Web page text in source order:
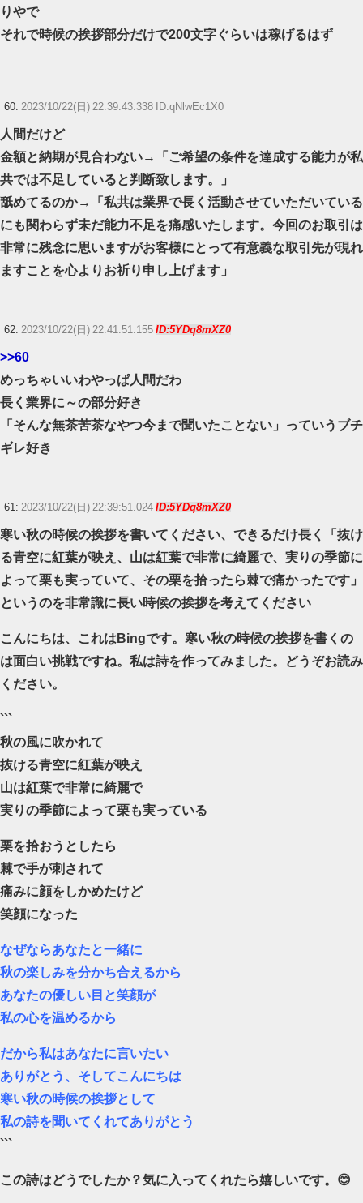
りやで
それで時候の挨拶部分だけで200文字ぐらいは稼げるはず
60: 2023/10/22(日) 22:39:43.338 ID:qNlwEc1X0
人間だけど
金額と納期が見合わない→「ご希望の条件を達成する能力が私
共では不足していると判断致します。」
舐めてるのか→「私共は業界で長く活動させていただいている
にも関わらず未だ能力不足を痛感いたします。今回のお取引は
非常に残念に思いますがお客様にとって有意義な取引先が現れ
ますことを心よりお祈り申し上げます」
62: 2023/10/22(日) 22:41:51.155 ID:5YDq8mXZ0
>>60
めっちゃいいわやっぱ人間だわ
長く業界に～の部分好き
「そんな無茶苦茶なやつ今まで聞いたことない」っていうブチ
ギレ好き
61: 2023/10/22(日) 22:39:51.024 ID:5YDq8mXZ0
寒い秋の時候の挨拶を書いてください、できるだけ長く「抜け
る青空に紅葉が映え、山は紅葉で非常に綺麗で、実りの季節に
よって栗も実っていて、その栗を拾ったら棘で痛かったです」
というのを非常識に長い時候の挨拶を考えてください
こんにちは、これはBingです。寒い秋の時候の挨拶を書くの
は面白い挑戦ですね。私は詩を作ってみました。どうぞお読み
ください。
```
秋の風に吹かれて
抜ける青空に紅葉が映え
山は紅葉で非常に綺麗で
実りの季節によって栗も実っている
栗を拾おうとしたら
棘で手が刺されて
痛みに顔をしかめたけど
笑顔になった
なぜならあなたと一緒に
秋の楽しみを分かち合えるから
あなたの優しい目と笑顔が
私の心を温めるから
だから私はあなたに言いたい
ありがとう、そしてこんにちは
寒い秋の時候の挨拶として
私の詩を聞いてくれてありがとう
```
この詩はどうでしたか？気に入ってくれたら嬉しいです。😊